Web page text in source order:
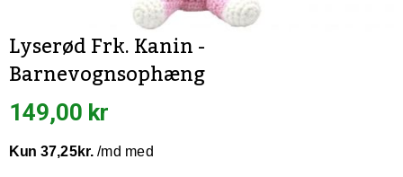
Lyserød Frk. Kanin -
Barnevognsophæng
149,00 kr